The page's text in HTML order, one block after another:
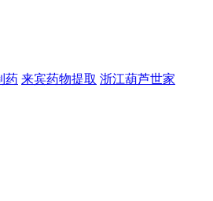
药 来宾药物提取 浙江葫芦世家